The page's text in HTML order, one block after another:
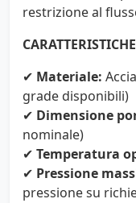
restrizione al
✔ Materiale:
grade disponibili)
✔ Dimensione
nominale)
✔ Temperatura
✔ Pressione
pressione su